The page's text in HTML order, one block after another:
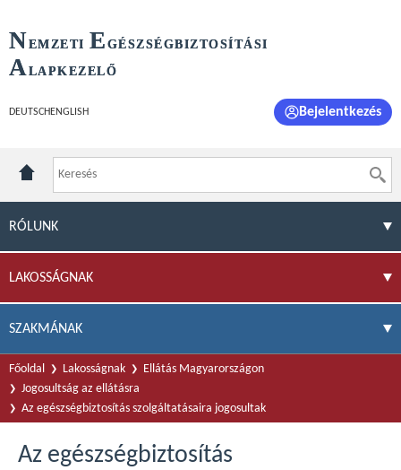
NEMZETI E GÉSZSÉGBIZTOSÍTÁSI
ALAPKEZELŐ
DEUTSCH ENGLISH Bejelentkezés
RÓLUNK
LAKOSSÁGNAK
SZAKMÁNAK
Főoldal Lakosságnak
Ellátás Magyarországon
Jogosultság az ellátásra
Az egészségbiztosítás szolgáltatásaira jogosultak
Az egészségbiztosítás